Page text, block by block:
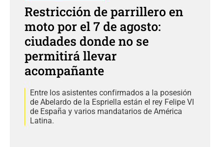
Restricción de parrillero en
moto por el 7 de agosto:
ciudades donde no se
permitirá llevar
acompañante
Entre los asistentes confirmados a la posesión
de Abelardo de la Espriella están el rey Felipe VI
de España y varios mandatarios de América
Latina.